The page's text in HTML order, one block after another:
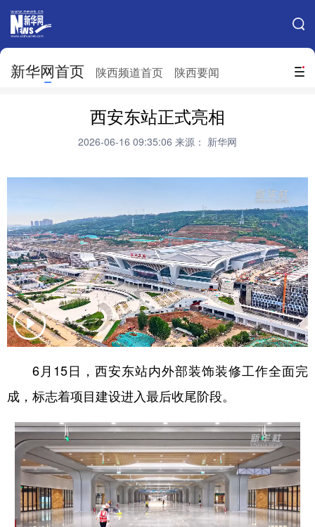
搜索
新华网首页 陕西频道首页 陕西要闻
网站地图
天津 河北
江西
山东 河南 湖北 湖南
广东 广西 海南 重庆
四川 贵州 云南 西藏
陕西 甘肃 青海 宁夏
新疆 内蒙古 黑龙江
西安东站正式亮相
2026-06-16 09:35:06 来源： 新华网
6月15日，西安东站内外部装饰装修工作全面完
成，标志着项目建设进入最后收尾阶段。